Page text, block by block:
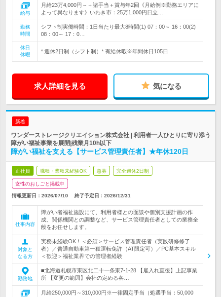
給与
月給23万4,000円～＋諸手当＋賞与年2回《月給例※勤務エリアに
よって異なります》いわき市：25万1,000円日立…
勤務
時間
シフト制実働時間：1日当たり最大8時間(1) 07：00～ 16：00(2)
08：00～ 17：0…
休日
休暇
* 週休2日制（シフト制）* 有給休暇※年間休日105日
求人詳細を見る 気になる
新着
ワンダーストレージクリエイション株式会社 | 利用者一人ひとりに寄り添う
障がい福祉事業を展開|残業月10h以下
障がい福祉を支える【サービス管理責任者】★年休120日
正社員 職種・業種未経験OK 急募 完全週休2日制
女性のおしごと掲載中
情報更新日：2026/07/10 終了予定日： 2026/12/31
仕事内容
障がい者福祉施設にて、利用者様との面談や個別支援計画の作
成、関係機関との調整など、サービス管理責任者としての業務全
般をお任せします。
対象と
なる方
実務未経験OK！＜必須＞サービス管理責任者（実践研修修了
者）／普通自動車第一種運転免許（AT限定可）／PC基本スキル
＜歓迎＞福祉業界での管理者経験
勤務地
■北海道札幌市東区北二十一条東7-1-28 【雇入れ直後】上記事業
所 【変更の範囲】会社の定める各…
月給250,000円～310,000円※一律固定手当（処遇手当：50,000